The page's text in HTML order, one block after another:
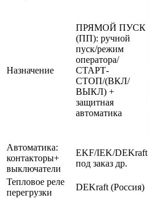
Назначение
ПРЯМОЙ ПУСК
(ПП): ручной
пуск/режим
оператора/
СТАРТ-
СТОП/(ВКЛ/
ВЫКЛ) +
защитная
автоматика
Автоматика:
контакторы+
выключатели
EKF/IEK/DEKraft
под заказ др.
Тепловое реле
перегрузки
DEKraft (Россия)